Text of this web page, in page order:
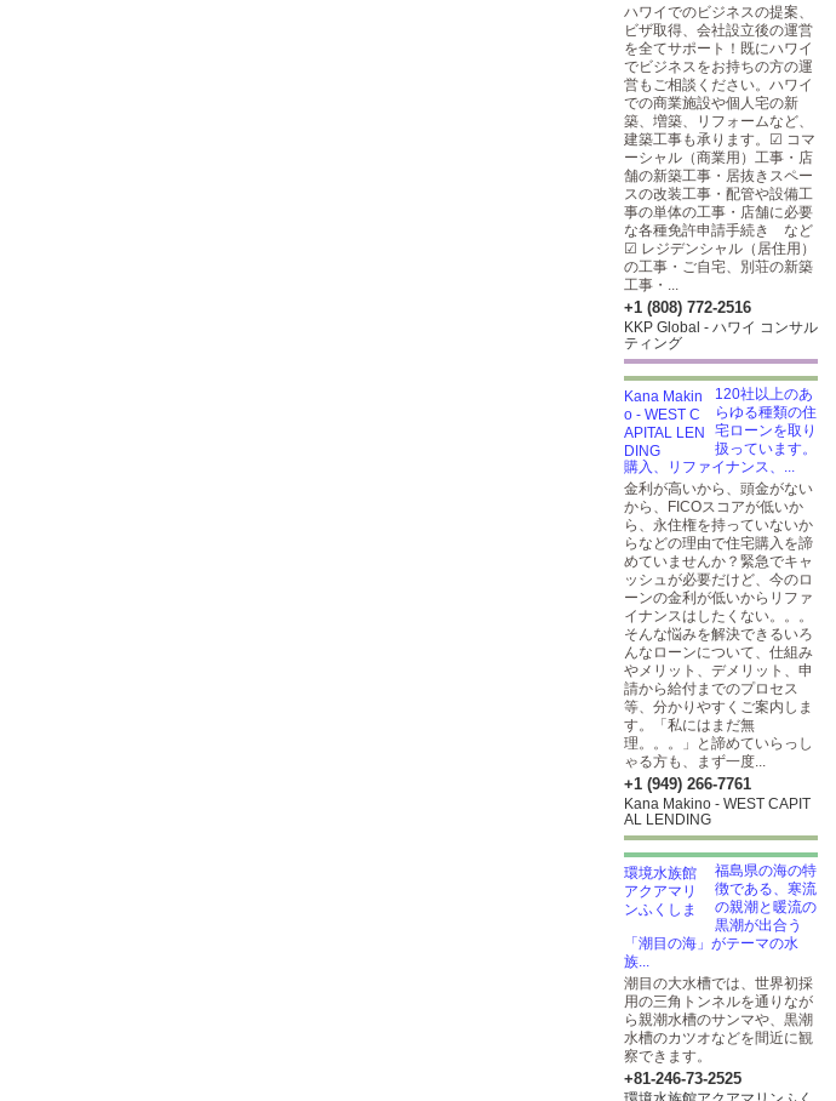
ハワイでのビジネスの提案、
ビザ取得、会社設立後の運営
を全てサポート！既にハワイ
でビジネスをお持ちの方の運
営もご相談ください。ハワイ
での商業施設や個人宅の新
築、増築、リフォームなど、
建築工事も承ります。☑ コマ
ーシャル（商業用）工事・店
舗の新築工事・居抜きスペー
スの改装工事・配管や設備工
事の単体の工事・店舗に必要
な各種免許申請手続き など
☑ レジデンシャル（居住用）
の工事・ご自宅、別荘の新築
工事・...
+1 (808) 772-2516
KKP Global - ハワイ コンサル
ティング
120社以上のあ
らゆる種類の住
宅ローンを取り
扱っています。
購入、リファイナンス、...
金利が高いから、頭金がない
から、FICOスコアが低いか
ら、永住権を持っていないか
らなどの理由で住宅購入を諦
めていませんか？緊急でキャ
ッシュが必要だけど、今のロ
ーンの金利が低いからリファ
イナンスはしたくない。。。
そんな悩みを解決できるいろ
んなローンについて、仕組み
やメリット、デメリット、申
請から給付までのプロセス
等、分かりやすくご案内しま
す。「私にはまだ無
理。。。」と諦めていらっし
ゃる方も、まず一度...
+1 (949) 266-7761
Kana Makino - WEST CAPIT
AL LENDING
福島県の海の特
徴である、寒流
の親潮と暖流の
黒潮が出合う
「潮目の海」がテーマの水
族...
潮目の大水槽では、世界初採
用の三角トンネルを通りなが
ら親潮水槽のサンマや、黒潮
水槽のカツオなどを間近に観
察できます。
+81-246-73-2525